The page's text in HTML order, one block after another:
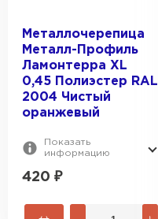
Металлочерепица
Металл-Профиль
Ламонтерра XL
0,45 Полиэстер RAL
2004 Чистый
оранжевый
Показать
информацию
420 ₽